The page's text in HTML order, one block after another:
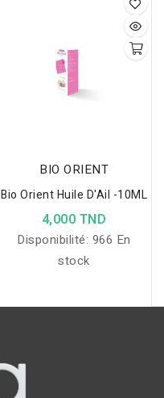
BIO ORIENT
Bio Orient Huile D'Ail -10ML
4,000 TND
Disponibilité: 966 En
stock